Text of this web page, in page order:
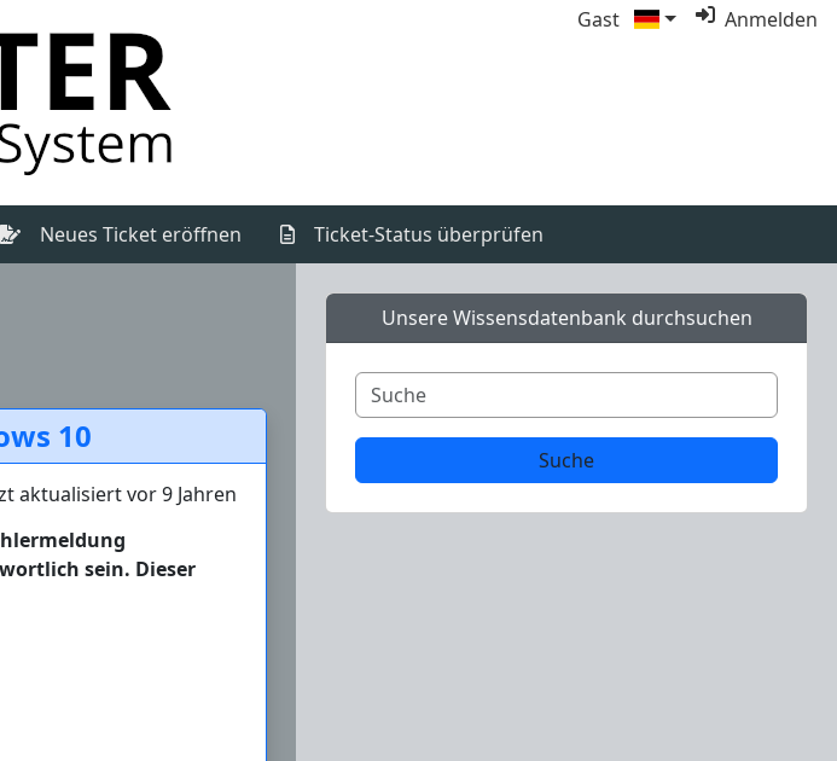
Gast Anmelden
Neues Ticket eröffnen Ticket-Status überprüfen
10
aktualisiert vor 9 Jahren
sein. Dieser
Unsere Wissensdatenbank durchsuchen